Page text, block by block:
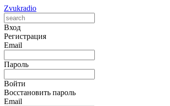
Zvukradio
Вход
Регистрация
Email
Пароль
Войти
Восстановить пароль
Email